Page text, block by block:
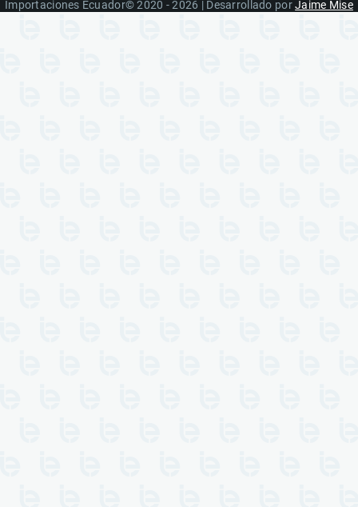
Importaciones Ecuador© 2020 - 2026 | Desarrollado porJaime Mise